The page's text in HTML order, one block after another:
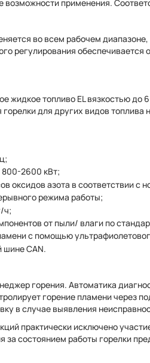
применения.
во всем рабочем
регулирования
жидкое топливо EL вязкостью до
для других видов
800-2600 кВт;
оксидов азота в соответствии с
режима работы;
ч;
от пыли/ влаги по
с помощью
шине CAN.
горения. Автоматика
горение пламени через
в случае выявления
практически исключено
за состоянием работы горелки